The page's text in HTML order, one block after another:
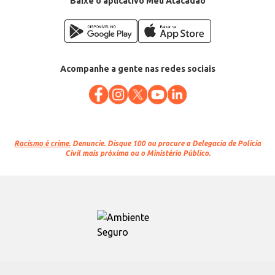
Acompanhe a gente nas redes sociais
Racismo é crime. Denuncie. Disque 100 ou procure a Delegacia de Polícia
Civil mais próxima ou o Ministério Público.